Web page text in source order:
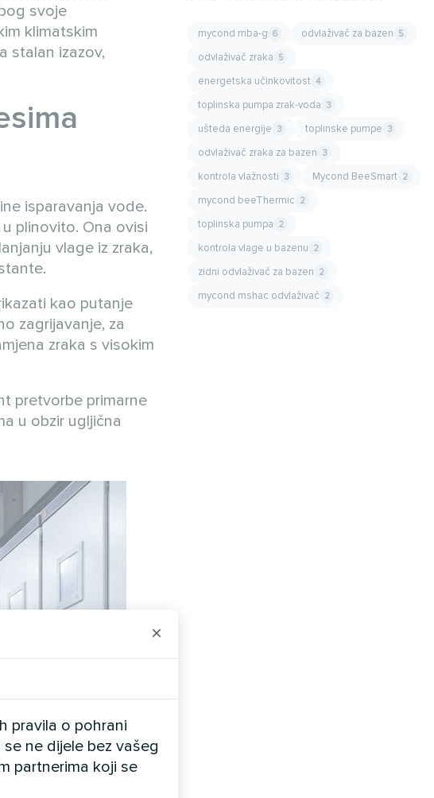
svoje
klimatskim
stalan izazov,
isparavanja vode.
plinovito. Ona ovisi
vlage iz zraka,
kao putanje
zagrijavanje, za
zraka s visokim
pretvorbe primarne
u obzir ugljična
mycond mba-g 6 odvlaživač za bazen 5
odvlaživač zraka 5
energetska učinkovitost 4
toplinska pumpa zrak-voda 3
ušteda energije 3 toplinske pumpe 3
odvlaživač zraka za bazen 3
kontrola vlažnosti 3 Mycond BeeSmart 2
mycond beeThermic 2
toplinska pumpa 2
kontrola vlage u bazenu 2
zidni odvlaživač za bazen 2
mycond mshac odvlaživač 2
×
pravila o pohrani
ne dijele bez vašeg
partnerima koji se